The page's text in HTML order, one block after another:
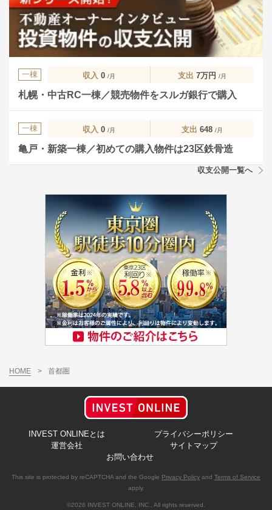
一棟 収入 0 /月 支出 7万円 /月
札幌・中古RC一棟／競売物件をスルガ銀行で購入
一棟 収入 0 /月 支出 648 /月
亀戸・新築一棟／初めての購入物件は23区鉄骨造
収支公開一覧へ
HOME > 首都圏
INVEST ONLINEとは
プライバシーポリシー
運営会社
サイトマップ
お問い合わせ
This site is protected by reCAPTCHA and the Google Privacy Policy and Terms of Service
apply.
©2026 INVEST ONLINE, INC., All rights reserved.